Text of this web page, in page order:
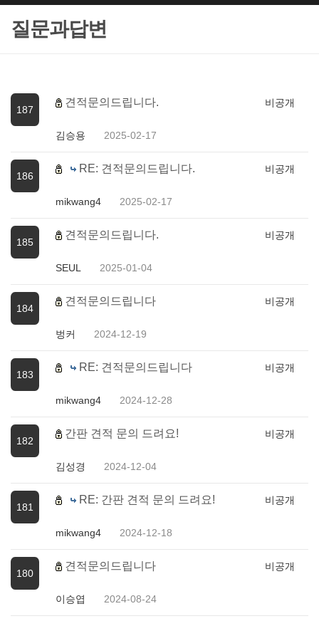
질문과답변
187
견적문의드립니다.
김승용 2025-02-17
비공개
186
RE: 견적문의드립니다.
mikwang4 2025-02-17
비공개
185
견적문의드립니다.
SEUL 2025-01-04
비공개
184
견적문의드립니다
벙커 2024-12-19
비공개
183
RE: 견적문의드립니다
mikwang4 2024-12-28
비공개
182
간판 견적 문의 드려요!
김성경 2024-12-04
비공개
181
RE: 간판 견적 문의 드려요!
mikwang4 2024-12-18
비공개
180
견적문의드립니다
이승엽 2024-08-24
비공개